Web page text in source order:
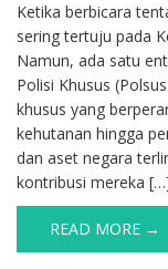
Ketika berbicara
sering tertuju pada
Namun, ada satu
Polisi Khusus
khusus yang
kehutanan hingga
dan aset negara
kontribusi mereka
READ MORE →